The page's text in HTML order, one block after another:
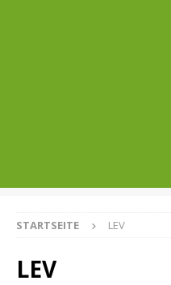
STARTSEITE LEV
LEV